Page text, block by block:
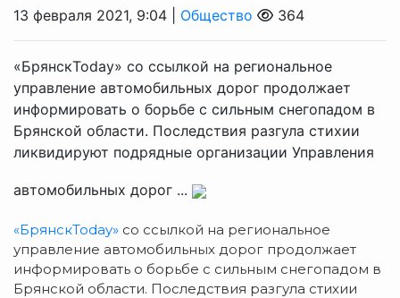
13 февраля 2021, 9:04 | Общество 364
«БрянскToday» со ссылкой на региональное
управление автомобильных дорог продолжает
информировать о борьбе с сильным снегопадом в
Брянской области. Последствия разгула стихии
ликвидируют подрядные организации Управления
автомобильных дорог ...
«БрянскToday» со ссылкой на региональное
управление автомобильных дорог продолжает
информировать о борьбе с сильным снегопадом в
Брянской области. Последствия разгула стихии